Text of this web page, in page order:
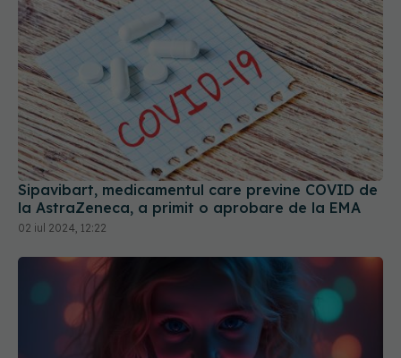
Sipavibart, medicamentul care previne COVID de
la AstraZeneca, a primit o aprobare de la EMA
02 iul 2024, 12:22